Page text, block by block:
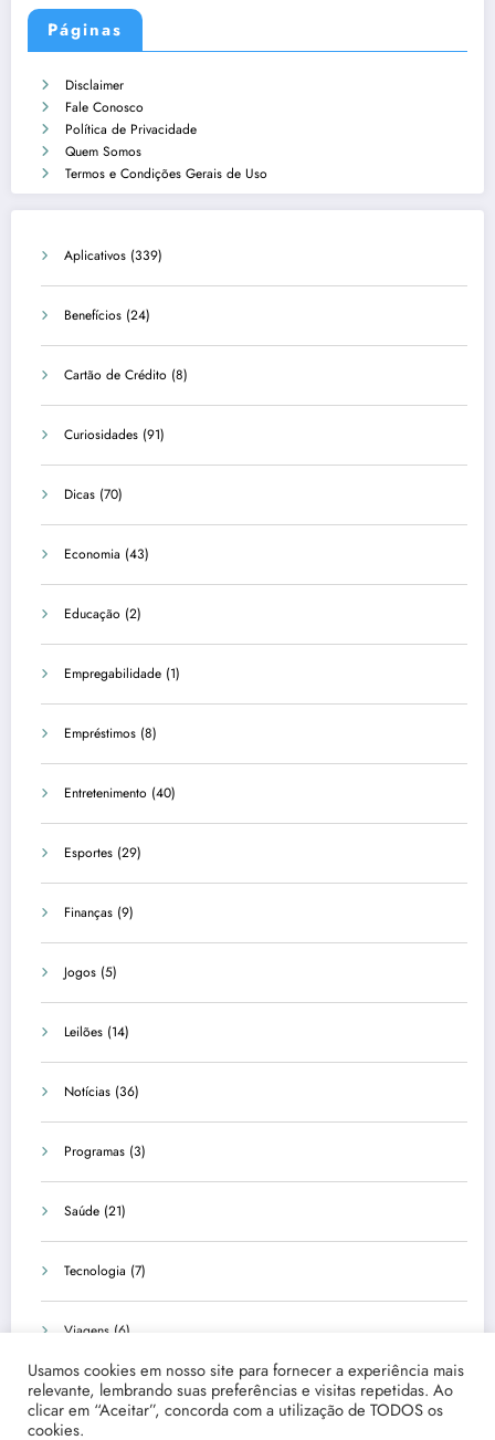
Páginas
Disclaimer
Fale Conosco
Política de Privacidade
Quem Somos
Termos e Condições Gerais de Uso
Aplicativos (339)
Benefícios (24)
Cartão de Crédito (8)
Curiosidades (91)
Dicas (70)
Economia (43)
Educação (2)
Empregabilidade (1)
Empréstimos (8)
Entretenimento (40)
Esportes (29)
Finanças (9)
Jogos (5)
Leilões (14)
Notícias (36)
Programas (3)
Saúde (21)
Tecnologia (7)
Viagens (6)
Usamos cookies em nosso site para fornecer a experiência mais
relevante, lembrando suas preferências e visitas repetidas. Ao
clicar em “Aceitar”, concorda com a utilização de TODOS os
cookies.